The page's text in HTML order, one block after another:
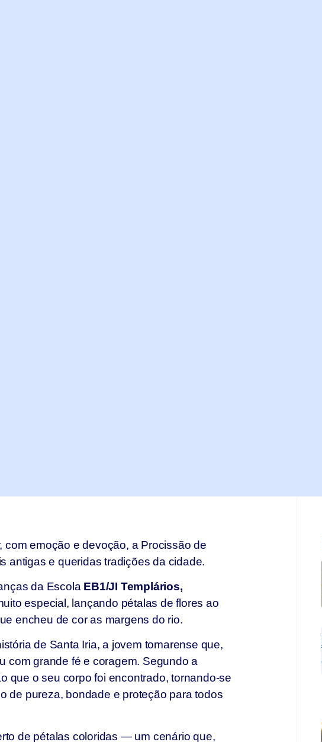
com emoção e devoção, a Procissão de
antigas e queridas tradições da cidade.
da Escola EB1/JI Templários,
especial, lançando pétalas de flores ao
encheu de cor as margens do rio.
de Santa Iria, a jovem tomarense que,
com grande fé e coragem. Segundo a
que o seu corpo foi encontrado, tornando-se
de pureza, bondade e proteção para todos
de pétalas coloridas — um cenário que,